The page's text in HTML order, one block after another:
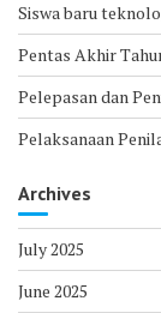
Siswa baru
Pentas Akhir
Pelepasan dan
Pelaksanaan
Archives
July 2025
June 2025